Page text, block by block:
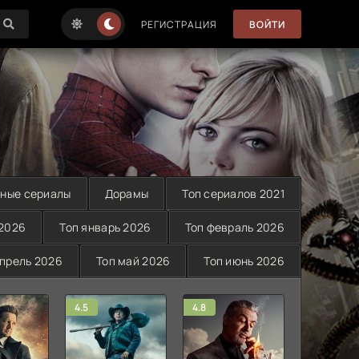
РЕГИСТРАЦИЯ ВОЙТИ
сериалы Дорамы Топ сериалов 2021
Топ январь 2026 Топ февраль 2026
2026 Топ май 2026 Топ июнь 2026
4.5 4.8